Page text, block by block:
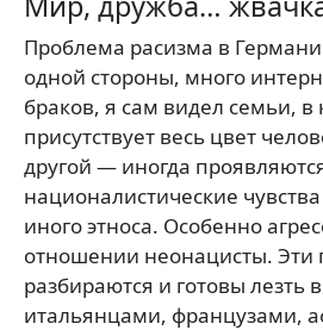
Проблема расизма в
одной стороны, много
браков, я сам видел семьи, в
присутствует весь цвет
другой — иногда
националистические
иного этноса. Особенно
отношении неонацисты. Эти
разбираются и готовы лезть
итальянцами, французами,